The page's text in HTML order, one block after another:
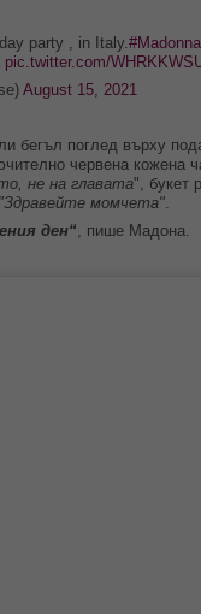
party , in Italy. #Madonna
pic.twitter.com/
August 15, 2021
бегъл поглед върху
червена кожена
не на главата", букет
"Здравейте момчета"
ден“ , пише Мадона.